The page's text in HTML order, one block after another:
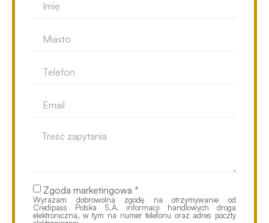
Zgoda marketingowa *
Wyrażam dobrowolną zgodę na otrzymywanie od
Credipass Polska S.A. informacji handlowych drogą
elektroniczną, w tym na numer telefonu oraz adres poczty